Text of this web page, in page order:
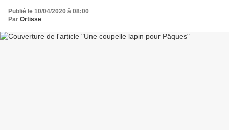
Publié le 10/04/2020 à 08:00
Par Ortisse